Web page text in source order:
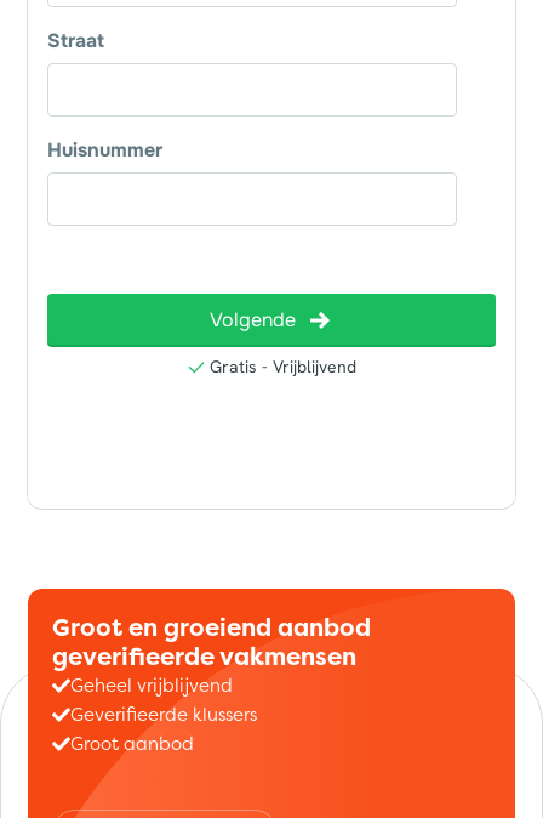
Groot en groeiend aanbod
geverifieerde vakmensen
Geheel vrijblijvend
Geverifieerde klussers
Groot aanbod